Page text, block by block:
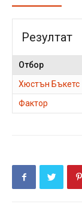
Резултат
Отбор
Хюстън Бъкетс
Фактор